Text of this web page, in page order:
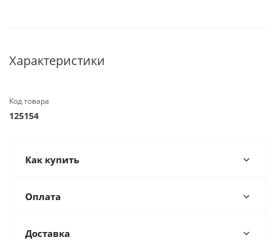
Характеристики
Код товара
125154
Как купить
Оплата
Доставка